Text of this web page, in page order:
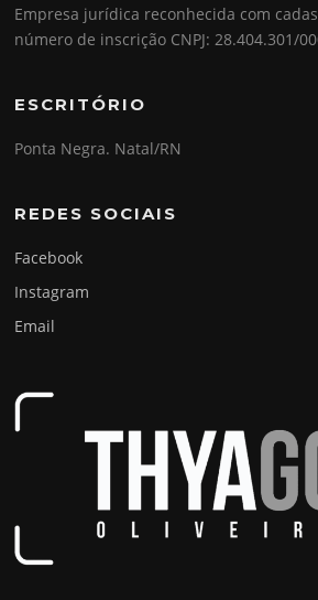
Empresa jurídica reconhecida com
número de inscrição CNPJ: 28.404.301/
ESCRITÓRIO
Ponta Negra. Natal/RN
REDES SOCIAIS
Facebook
Instagram
Email